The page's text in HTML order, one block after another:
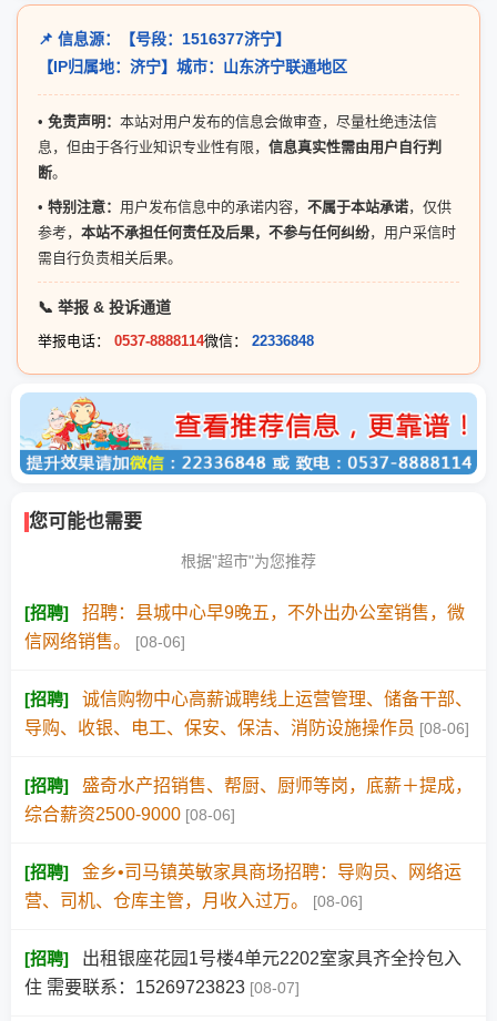
📌 信息源：【号段：1516377济宁】
【IP归属地：济宁】城市：山东济宁联通地区
• 免责声明： 本站对用户发布的信息会做审查，尽量杜绝违法信
息，但由于各行业知识专业性有限， 信息真实性需由用户自行判
断。
• 特别注意： 用户发布信息中的承诺内容， 不属于本站承诺，仅供
参考， 本站不承担任何责任及后果，不参与任何纠纷，用户采信时
需自行负责相关后果。
📞 举报 & 投诉通道
举报电话： 0537-8888114微信： 22336848
您可能也需要
根据"超市"为您推荐
[招聘]
招聘：县城中心早9晚五，不外出办公室销售，微
信网络销售。
[08-06]
[招聘]
诚信购物中心高薪诚聘线上运营管理、储备干部、
导购、收银、电工、保安、保洁、消防设施操作员 [08-06]
[招聘]
盛奇水产招销售、帮厨、厨师等岗，底薪＋提成，
综合薪资2500-9000 [08-06]
[招聘]
金乡•司马镇英敏家具商场招聘：导购员、网络运
营、司机、仓库主管，月收入过万。
[08-06]
[招聘]
出租银座花园1号楼4单元2202室家具齐全拎包入
住 需要联系：15269723823 [08-07]